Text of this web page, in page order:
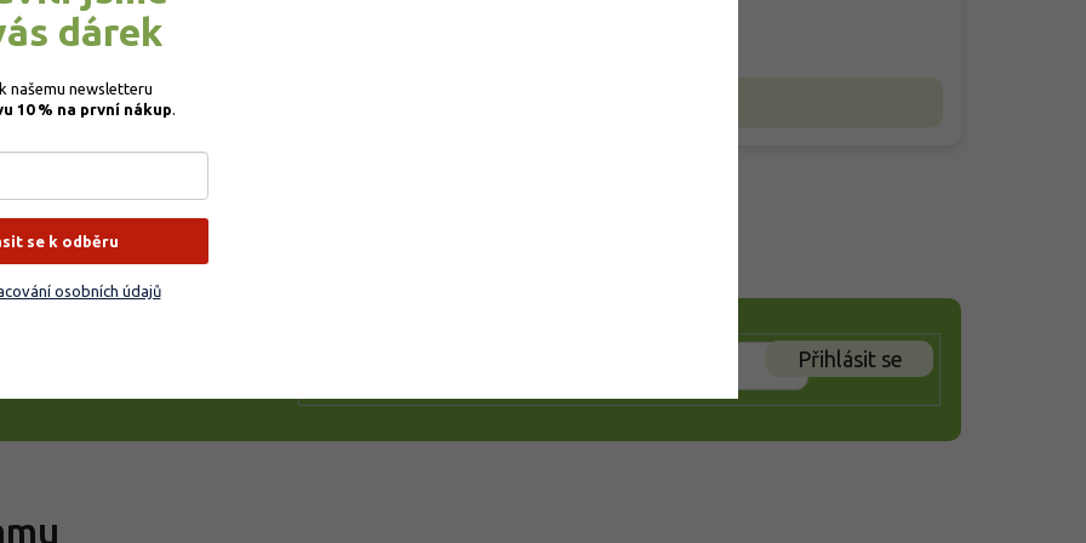
tipy, návody a
Přihlásit se
dárek
našemu newsletteru
10 % na první nákup.
se k odběru
osobních údajů